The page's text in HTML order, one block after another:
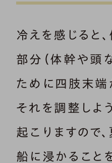
冷えを感じると
部分（体幹や頭
ために四肢末端
それを調整しよ
起こりますので
船に浸かること